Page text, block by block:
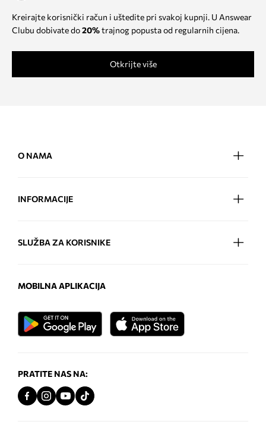
Kreirajte korisnički račun i uštedite pri svakoj kupnji. U Answear
Clubu dobivate do20%trajnog popusta od regularnih cijena.
Otkrijte više
O NAMA
INFORMACIJE
SLUŽBA ZA KORISNIKE
MOBILNA APLIKACIJA
PRATITE NAS NA: